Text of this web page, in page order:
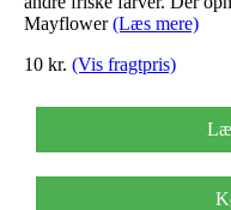
Mayflower(Læs mere)
10 kr. (Vis fragtpris)